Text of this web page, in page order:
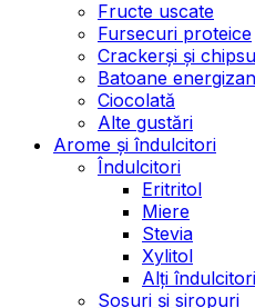
Fructe uscate
Fursecuri proteice
Crackerși și
Batoane
Ciocolată
Alte gustări
Arome și îndulcitori
Îndulcitori
Eritritol
Miere
Stevia
Xylitol
Alți îndulcitori
Sosuri și siropuri